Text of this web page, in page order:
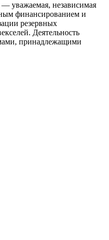
уважаемая, независимая
финансированием и
резервных
Деятельность
принадлежащими